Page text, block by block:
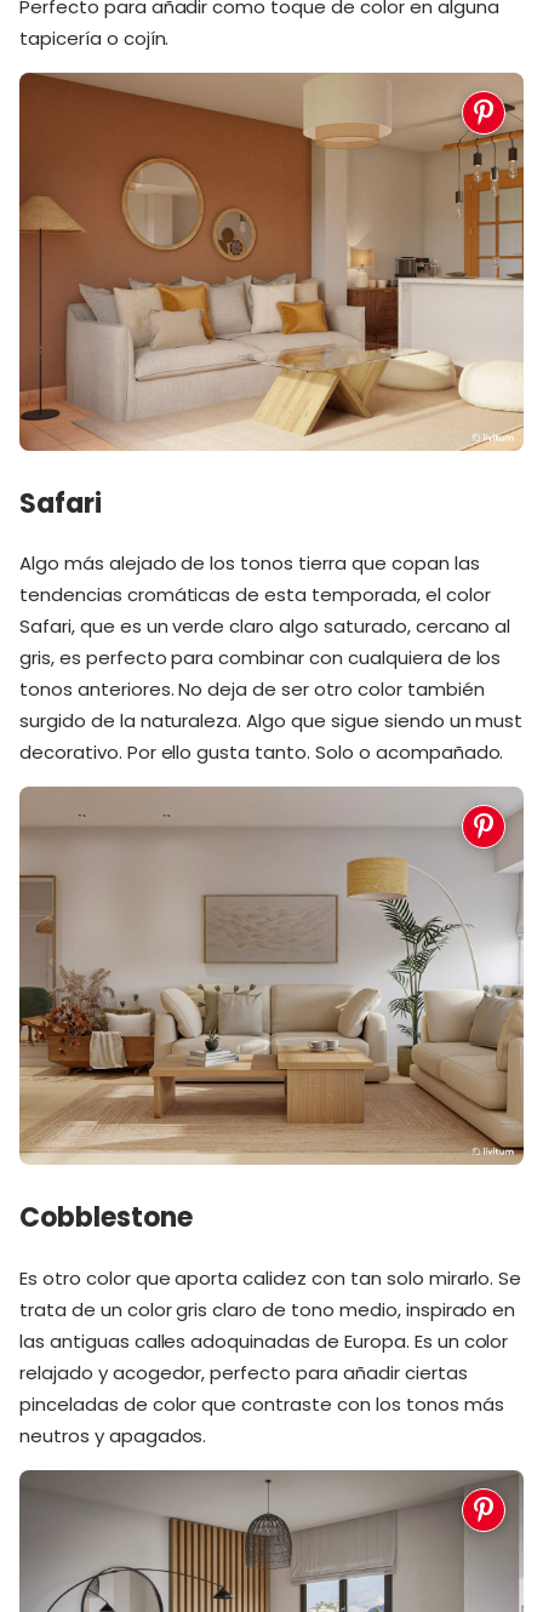
Perfecto para añadir como toque de color en alguna
tapicería o cojín.
Safari
Algo más alejado de los tonos tierra que copan las
tendencias cromáticas de esta temporada, el color
Safari, que es un verde claro algo saturado, cercano al
gris, es perfecto para combinar con cualquiera de los
tonos anteriores. No deja de ser otro color también
surgido de la naturaleza. Algo que sigue siendo un must
decorativo. Por ello gusta tanto. Solo o acompañado.
Cobblestone
Es otro color que aporta calidez con tan solo mirarlo. Se
trata de un color gris claro de tono medio, inspirado en
las antiguas calles adoquinadas de Europa. Es un color
relajado y acogedor, perfecto para añadir ciertas
pinceladas de color que contraste con los tonos más
neutros y apagados.